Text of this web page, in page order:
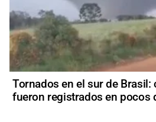
Tornados en el sur de
fueron registrados en pocos